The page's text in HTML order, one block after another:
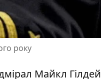
року
Майкл Гілдей